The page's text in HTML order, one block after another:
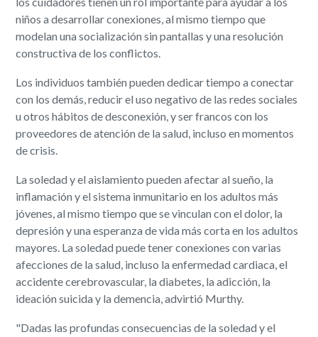
niños a desarrollar conexiones, al mismo tiempo que
modelan una socialización sin pantallas y una resolución
constructiva de los conflictos.
Los individuos también pueden dedicar tiempo a conectar
con los demás, reducir el uso negativo de las redes sociales
u otros hábitos de desconexión, y ser francos con los
proveedores de atención de la salud, incluso en momentos
de crisis.
La soledad y el aislamiento pueden afectar al sueño, la
inflamación y el sistema inmunitario en los adultos más
jóvenes, al mismo tiempo que se vinculan con el dolor, la
depresión y una esperanza de vida más corta en los adultos
mayores. La soledad puede tener conexiones con varias
afecciones de la salud, incluso la enfermedad cardiaca, el
accidente cerebrovascular, la diabetes, la adicción, la
ideación suicida y la demencia, advirtió Murthy.
"Dadas las profundas consecuencias de la soledad y el